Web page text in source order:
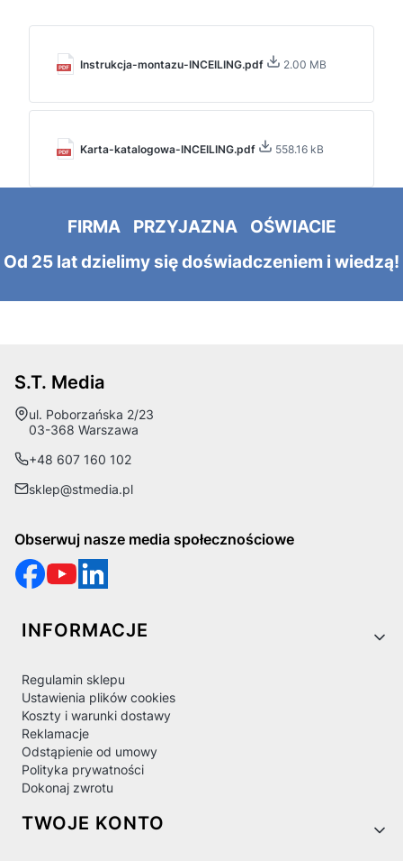
Instrukcja-montazu-INCEILING.pdf 2.00 MB
Karta-katalogowa-INCEILING.pdf 558.16 kB
FIRMA PRZYJAZNA OŚWIACIE
Od 25 lat dzielimy się doświadczeniem i wiedzą!
S.T. Media
Adres:
ul. Poborzańska 2/23
03-368 Warszawa
+48 607 160 102
sklep@stmedia.pl
Obserwuj nasze media społecznościowe
Linki w stopce
INFORMACJE
Regulamin sklepu
Ustawienia plików cookies
Koszty i warunki dostawy
Reklamacje
Odstąpienie od umowy
Polityka prywatności
Dokonaj zwrotu
TWOJE KONTO